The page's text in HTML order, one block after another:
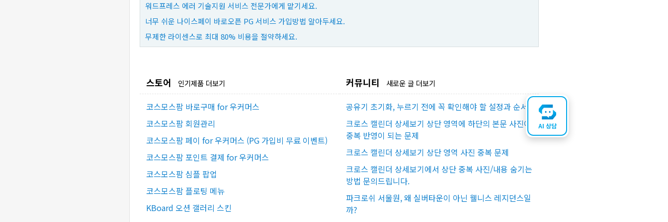
워드프레스 에러 기술지원 서비스 전문가에게 맡기세요.
너무 쉬운 나이스페이 바로오픈 PG 서비스 가입방법 알아두세요.
무제한 라이센스로 최대 80% 비용을 절약하세요.
스토어 인기제품 더보기
코스모스팜 바로구매 for 우커머스
코스모스팜 회원관리
코스모스팜 페이 for 우커머스 (PG 가입비 무료 이벤트)
코스모스팜 포인트 결제 for 우커머스
코스모스팜 심플 팝업
코스모스팜 플로팅 메뉴
KBoard 오션 갤러리 스킨
커뮤니티 새로운 글 더보기
공유기 초기화, 누르기 전에 꼭 확인해야 할 설정과 순서
크로스 캘린더 상세보기 상단 영역에 하단의 본문 사진이
중복 반영이 되는 문제
크로스 캘린더 상세보기 상단 영역 사진 중복 문제
크로스 캘린더 상세보기에서 상단 중복 사진/내용 숨기는
방법 문의드립니다.
파크로쉬 서울원, 왜 실버타운이 아닌 웰니스 레지던스일
까?
AI 상담